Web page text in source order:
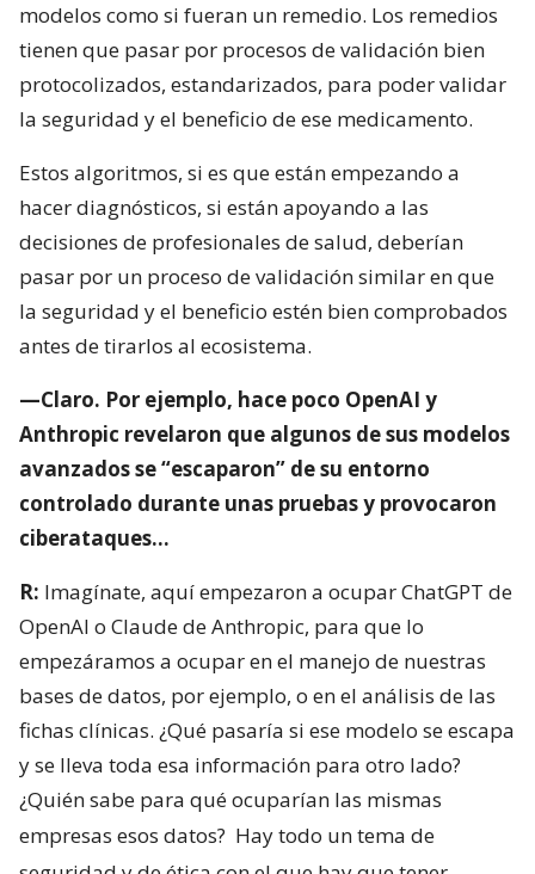
modelos como si fueran un remedio. Los remedios
tienen que pasar por procesos de validación bien
protocolizados, estandarizados, para poder validar
la seguridad y el beneficio de ese medicamento.
Estos algoritmos, si es que están empezando a
hacer diagnósticos, si están apoyando a las
decisiones de profesionales de salud, deberían
pasar por un proceso de validación similar en que
la seguridad y el beneficio estén bien comprobados
antes de tirarlos al ecosistema.
—Claro. Por ejemplo, hace poco OpenAI y
Anthropic revelaron que algunos de sus modelos
avanzados se “escaparon” de su entorno
controlado durante unas pruebas y provocaron
ciberataques…
R: Imagínate, aquí empezaron a ocupar ChatGPT de
OpenAI o Claude de Anthropic, para que lo
empezáramos a ocupar en el manejo de nuestras
bases de datos, por ejemplo, o en el análisis de las
fichas clínicas. ¿Qué pasaría si ese modelo se escapa
y se lleva toda esa información para otro lado?
¿Quién sabe para qué ocuparían las mismas
empresas esos datos? Hay todo un tema de